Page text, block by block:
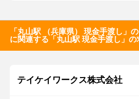
「丸山駅 （兵庫県） 現金手渡し」
に関連する「丸山駅 現金手渡し」の
テイケイワークス株式会社